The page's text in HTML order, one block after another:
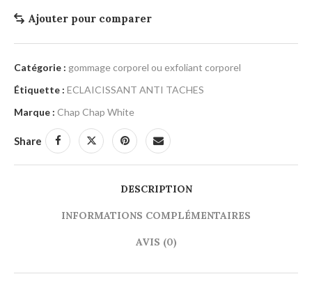
Ajouter pour comparer
Catégorie : gommage corporel ou exfoliant corporel
Étiquette : ECLAICISSANT ANTI TACHES
Marque : Chap Chap White
Share
DESCRIPTION
INFORMATIONS COMPLÉMENTAIRES
AVIS (0)